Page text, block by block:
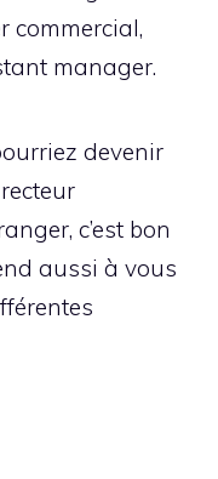
commercial,
manager.
devenir
c’est bon
aussi à vous